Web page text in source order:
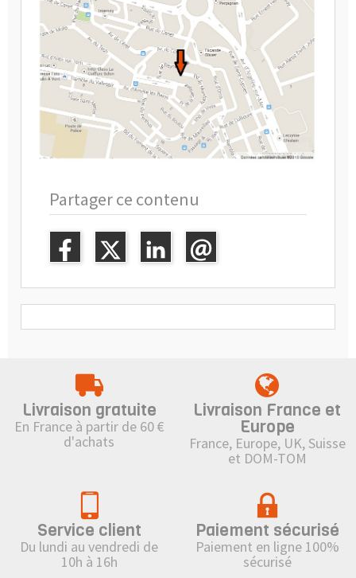
Partager ce contenu
Livraison gratuite
En France à partir de 60 €
d'achats
Livraison France et
Europe
France, Europe, UK, Suisse
et DOM-TOM
Service client
Du lundi au vendredi de
10h à 16h
Paiement sécurisé
Paiement en ligne 100%
sécurisé